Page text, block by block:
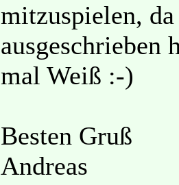
mitzuspielen,
ausgeschrieben
mal Weiß :-)
Besten Gruß
Andreas